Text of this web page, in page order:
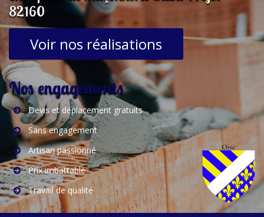
82160
Voir nos réalisations
Nos engagements
Devis et déplacement gratuits
Sans engagement
Artisan passionné
Prix imbattable
Travail de qualité